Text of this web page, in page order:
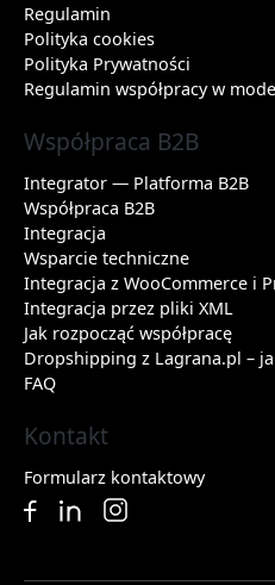
Regulamin
Polityka cookies
Polityka Prywatności
Regulamin współpracy w
Współpraca B2B
Integrator — Platforma B2B
Współpraca B2B
Integracja
Wsparcie techniczne
Integracja z WooCommerce i
Integracja przez pliki XML
Jak rozpocząć współpracę
Dropshipping z Lagrana.pl –
FAQ
Kontakt
Formularz kontaktowy